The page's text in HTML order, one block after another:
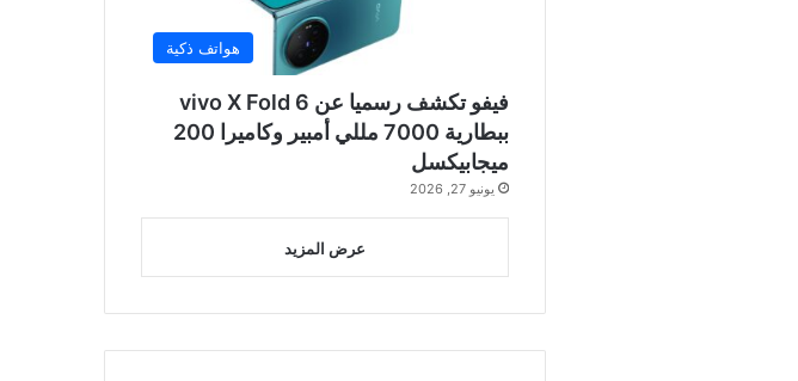
هواتف ذكية
فيفو تكشف رسميا عن vivo X Fold 6
ببطارية 7000 مللي أمبير وكاميرا 200
ميجابيكسل
يونيو 27, 2026
عرض المزيد